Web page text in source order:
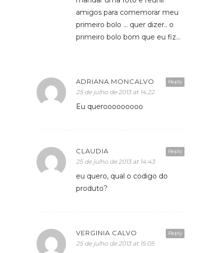
amigos para comemorar meu
primeiro bolo … quer dizer.. o
primeiro bolo bom que eu fiz…
Reply
ADRIANA MONCALVO
25 de julho de 2013 at 14:22
Eu querooooooooo
Reply
CLAUDIA
25 de julho de 2013 at 14:43
eu quero, qual o codigo do
produto?
Reply
VERGINIA CALVO
25 de julho de 2013 at 15:05